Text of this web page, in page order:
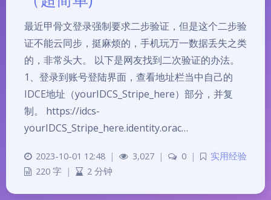
最近甲骨文登录强制要求二步验证，但是这个二步验
证不能云同步，挺麻烦的，手机玩万一数据丢失之类
的，非常头大。 以下是网友找到二次验证的办法。
1、登录到账号登陆界面，查看地址栏当中自己的
IDCE地址（yourIDCS_Stripe_here）部分，并复
制。 https://idcs-
yourIDCS_Stripe_here.identity.orac…
2023-10-01 12:48 | 3,027 | 0 |
实用经验
220 字 | 2 分钟